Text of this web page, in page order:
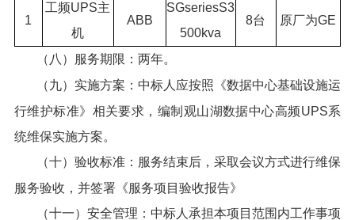
1
工频UPS主
机
ABB
SGseriesS3
500kva
8台 原厂为GE
（八）服务期限：两年。
（九）实施方案：中标人应按照《数据中心基础设施运
行维护标准》相关要求，编制观山湖数据中心高频UPS系
统维保实施方案。
（十）验收标准：服务结束后，采取会议方式进行维保
服务验收，并签署《服务项目验收报告》
（十一）安全管理：中标人承担本项目范围内工作事项